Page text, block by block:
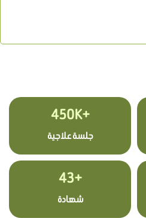
+450K
جلسة علاجية
+43
شهادة